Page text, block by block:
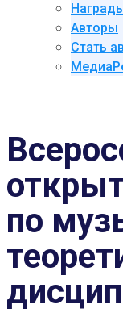
Авторы
Стать
по